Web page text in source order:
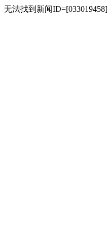
无法找到新闻